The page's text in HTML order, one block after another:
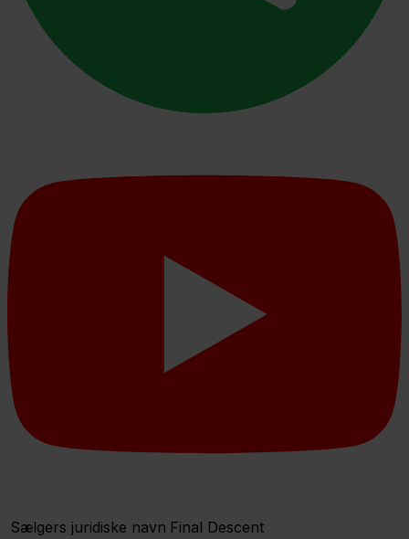
Sælgers juridiske navn Final Descent